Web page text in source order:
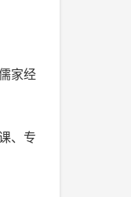
家经
、专